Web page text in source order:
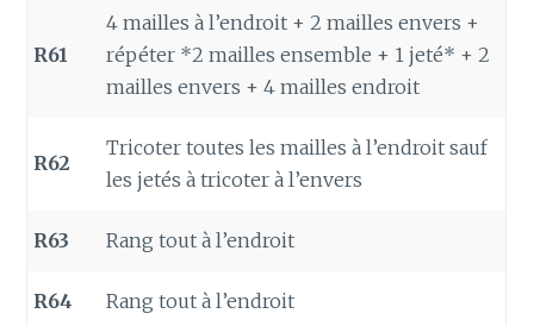
R61
4 mailles à l’endroit + 2 mailles envers +
répéter *2 mailles ensemble + 1 jeté* + 2
mailles envers + 4 mailles endroit
R62
Tricoter toutes les mailles à l’endroit sauf
les jetés à tricoter à l’envers
R63 Rang tout à l’endroit
R64 Rang tout à l’endroit